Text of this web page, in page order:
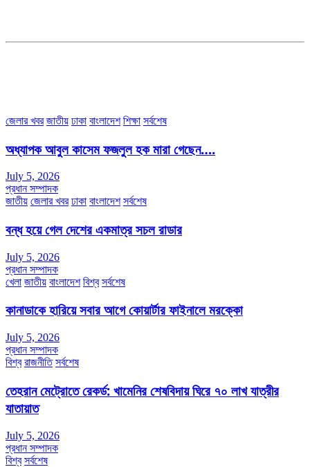
জেলার খবর জাতীয় ঢাকা বাংলাদেশ শিক্ষা সর্বশেষ
অধ্যাপক আবুল কাসেম ফজলুল হক মারা গেছেন….
July 5, 2026
প্রধান সম্পাদক
জাতীয় জেলার খবর ঢাকা বাংলাদেশ সর্বশেষ
বন্ধ হয়ে গেল দেশের একমাত্র সচল রাডার
July 5, 2026
প্রধান সম্পাদক
খেলা জাতীয় বাংলাদেশ বিশ্ব সর্বশেষ
কানাডাকে হারিয়ে সবার আগে কোয়ার্টার ফাইনালে মরক্কো
July 5, 2026
প্রধান সম্পাদক
বিশ্ব রাজনীতি সর্বশেষ
তেহরান মেট্রোতে রেকর্ড: খামেনির শেষবিদায় ঘিরে ৭০ লাখ যাত্রীর
যাতায়াত
July 5, 2026
প্রধান সম্পাদক
বিশ্ব সর্বশেষ